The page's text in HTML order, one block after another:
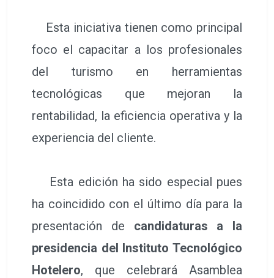
Esta iniciativa tienen como principal
foco el capacitar a los profesionales
del turismo en herramientas
tecnológicas que mejoran la
rentabilidad, la eficiencia operativa y la
experiencia del cliente.
Esta edición ha sido especial pues
ha coincidido con el último día para la
presentación de candidaturas a la
presidencia del Instituto Tecnológico
Hotelero, que celebrará Asamblea